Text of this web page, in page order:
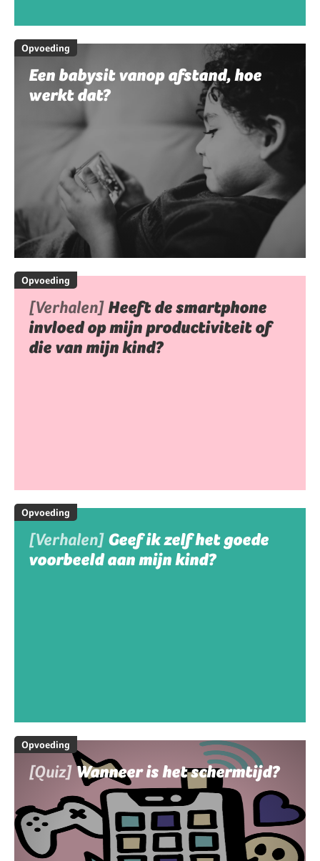
Opvoeding
Een babysit vanop afstand, hoe
werkt dat?
Opvoeding
[Verhalen] Heeft de smartphone
invloed op mijn productiviteit of
die van mijn kind?
Opvoeding
[Verhalen] Geef ik zelf het goede
voorbeeld aan mijn kind?
Opvoeding
[Quiz] Wanneer is het schermtijd?